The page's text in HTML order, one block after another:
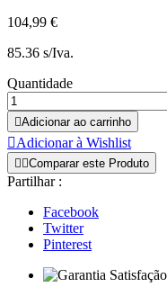
104,99 €
85.36 s/Iva.
Quantidade
Adicionar ao carrinho
Adicionar à Wishlist
Comparar este Produto
Partilhar :
Facebook
Twitter
Pinterest